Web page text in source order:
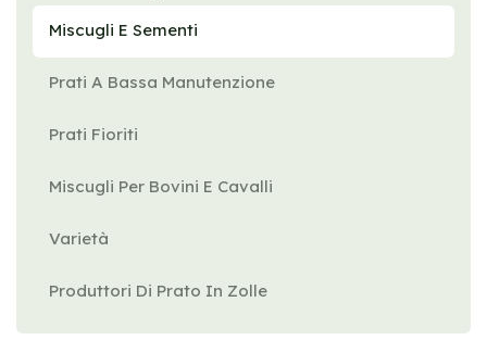
Miscugli E Sementi
Prati A Bassa Manutenzione
Prati Fioriti
Miscugli Per Bovini E Cavalli
Varietà
Produttori Di Prato In Zolle